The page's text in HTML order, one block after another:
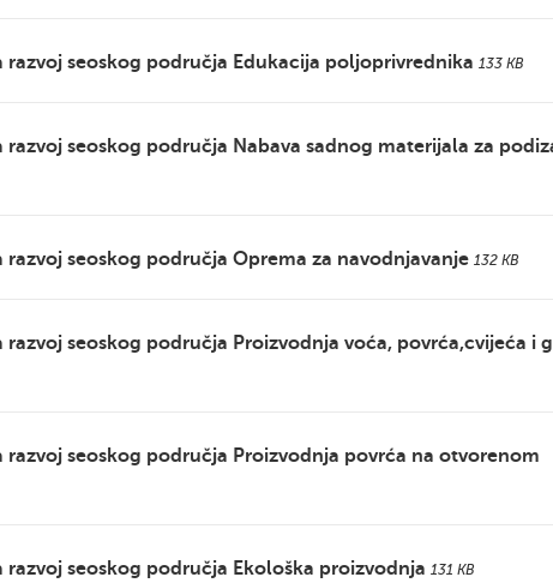
razvoj seoskog područja Edukacija poljoprivrednika 133 KB
razvoj seoskog područja Nabava sadnog materijala za
razvoj seoskog područja Oprema za navodnjavanje 132 KB
razvoj seoskog područja Proizvodnja voća, povrća,cvijeća i
razvoj seoskog područja Proizvodnja povrća na otvorenom
razvoj seoskog područja Ekološka proizvodnja 131 KB